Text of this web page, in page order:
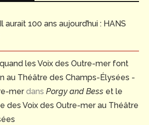
Il aurait 100 ans aujourd’hui : HANS
les Voix des Outre-mer font
au Théâtre des Champs-Élysées -
merdans Porgy and Bess et le
des Voix des Outre-mer au Théâtre